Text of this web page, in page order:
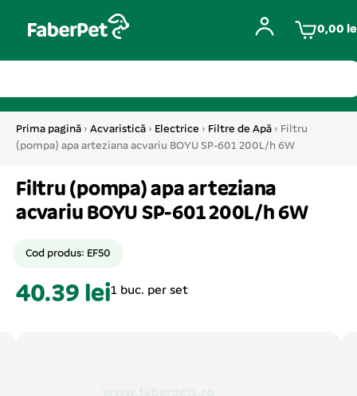
0,00
Prima pagină › Acvaristică › Electrice › Filtre de Apă › Filtru
(pompa) apa arteziana acvariu BOYU SP-601 200L/h 6W
Filtru (pompa) apa arteziana
acvariu BOYU SP-601 200L/h 6W
Cod produs: EF50
40.39 lei1 buc. per set